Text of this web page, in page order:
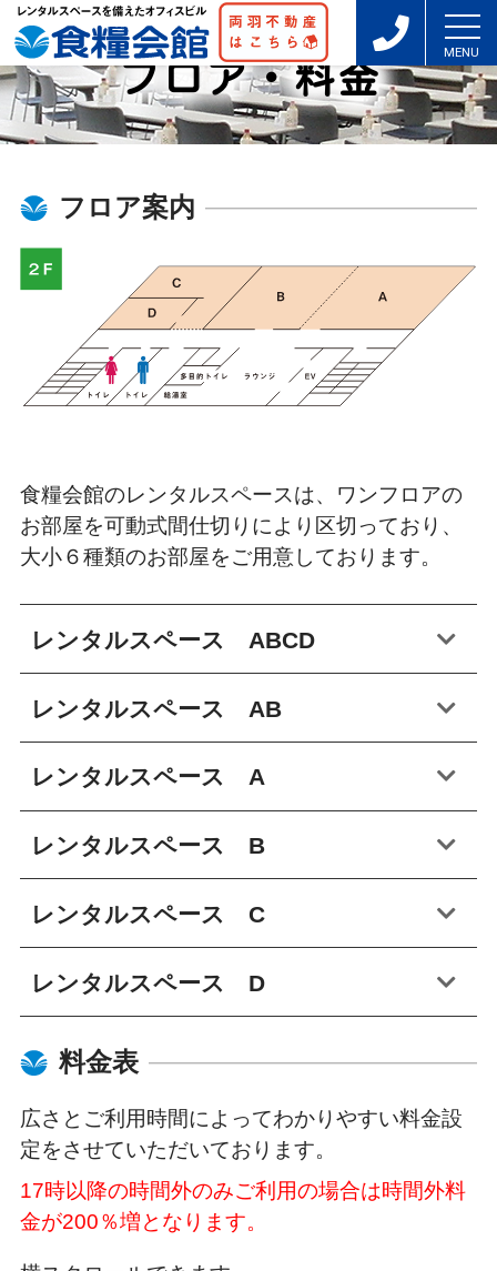
フロア・料金
フロア案内
食糧会館のレンタルスペースは、ワンフロアの
お部屋を可動式間仕切りにより区切っており、
大小６種類のお部屋をご用意しております。
レンタルスペース ABCD
レンタルスペース AB
レンタルスペース A
レンタルスペース B
レンタルスペース C
レンタルスペース D
料金表
広さとご利用時間によってわかりやすい料金設
定をさせていただいております。
17時以降の時間外のみご利用の場合は時間外料
金が200％増となります。